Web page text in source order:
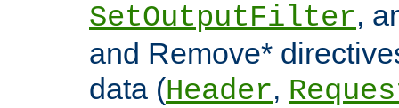
SetOutputFilter,
and Remove*
data (Header,